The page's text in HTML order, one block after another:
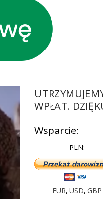
WPŁAT.
Wsparcie:
PLN:
EUR,USD,GBP